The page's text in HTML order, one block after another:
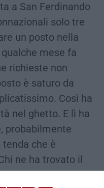
a San Ferdinando
solo tre
un posto nella
mese fa
richieste non
è saturo da
Così ha
nel ghetto. E lì ha
probabilmente
che è
ne ha trovato il
che aveva le